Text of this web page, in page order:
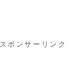
スポンサーリンク